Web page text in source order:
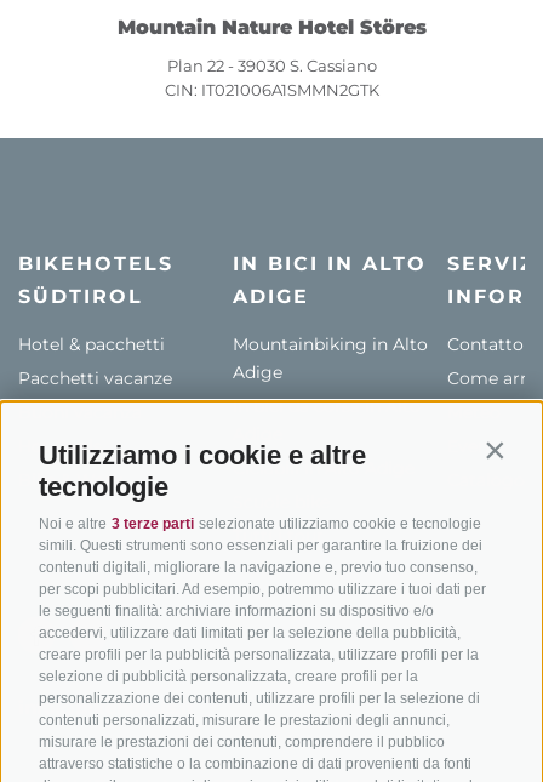
Utilizziamo i cookie e altre
tecnologie
Noi e altre 3 terze parti selezionate utilizziamo cookie e tecnologie
simili. Questi strumenti sono essenziali per garantire la fruizione dei
contenuti digitali, migliorare la navigazione e, previo tuo consenso,
per scopi pubblicitari. Ad esempio, potremmo utilizzare i tuoi dati per
le seguenti finalità: archiviare informazioni su dispositivo e/o
accedervi, utilizzare dati limitati per la selezione della pubblicità,
creare profili per la pubblicità personalizzata, utilizzare profili per la
selezione di pubblicità personalizzata, creare profili per la
personalizzazione dei contenuti, utilizzare profili per la selezione di
contenuti personalizzati, misurare le prestazioni degli annunci,
misurare le prestazioni dei contenuti, comprendere il pubblico
attraverso statistiche o la combinazione di dati provenienti da fonti
Mountain Nature Hotel Störes
Plan 22 - 39030 S. Cassiano
CIN: IT021006A1SMMN2GTK
BIKEHOTELS
SÜDTIROL
Hotel & pacchetti
Pacchetti vacanze
Hot Deals
Bike & Work
IN BICI IN ALTO
ADIGE
Mountainbiking in Alto
Adige
In bici da corsa in Alto
Ciclabili in Alto Adige
Tutti i tour
Contatto
Come
Eventi
info@bikehotels.it